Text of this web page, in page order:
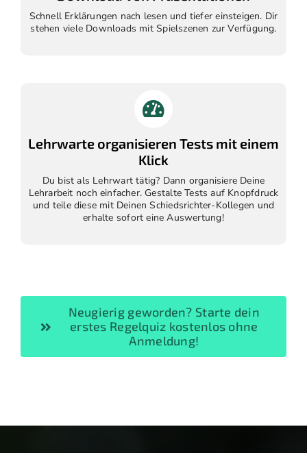
Schnell Erklärungen nach lesen und tiefer einsteigen. Dir
stehen viele Downloads mit Spielszenen zur Verfügung.
Lehrwarte organisieren Tests mit einem
Klick
Du bist als Lehrwart tätig? Dann organisiere Deine
Lehrarbeit noch einfacher. Gestalte Tests auf Knopfdruck
und teile diese mit Deinen Schiedsrichter-Kollegen und
erhalte sofort eine Auswertung!
Neugierig geworden? Starte dein
erstes Regelquiz kostenlos ohne
Anmeldung!